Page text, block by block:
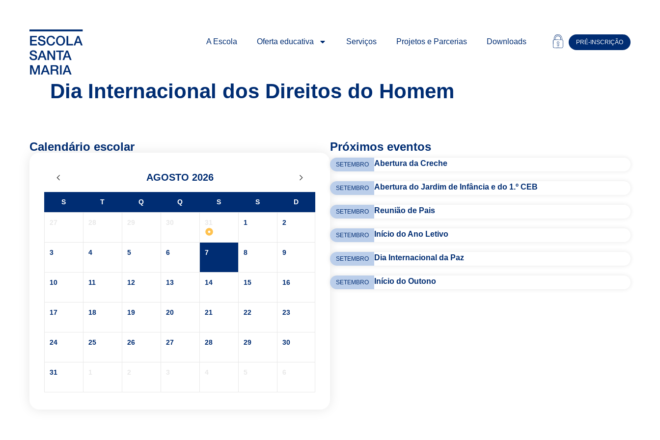
A Escola Oferta educativa Serviços Projetos e Parcerias Downloads PRÉ-INSCRIÇÃO
Dia Internacional dos Direitos do Homem
Calendário escolar
AGOSTO 2026
S T Q Q S S D
1 2
3 4 5 6 7 8 9
10 11 12 13 14 15 16
17 18 19 20 21 22 23
24 25 26 27 28 29 30
31
Próximos eventos
SETEMBRO Abertura da Creche
SETEMBRO Abertura do Jardim de Infância e do 1.º CEB
SETEMBRO Reunião de Pais
SETEMBRO Início do Ano Letivo
SETEMBRO Dia Internacional da Paz
SETEMBRO Início do Outono